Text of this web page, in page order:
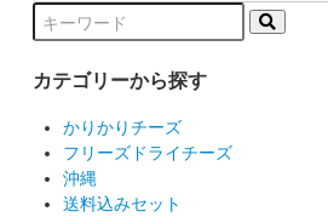
カテゴリーから探す
かりかりチーズ
フリーズドライチーズ
沖縄
送料込みセット